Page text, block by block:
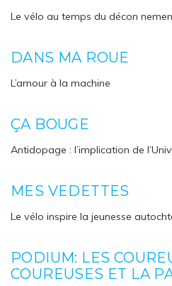
Le vélo au temps du décon
DANS MA ROUE
L’amour à la machine
ÇA BOUGE
Antidopage : l’implication de
MES VEDETTES
Le vélo inspire la jeunesse
PODIUM: LES
COUREUSES ET LA